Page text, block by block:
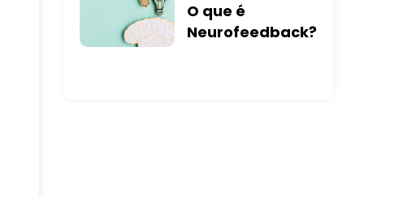
O que é
Neurofeedback?